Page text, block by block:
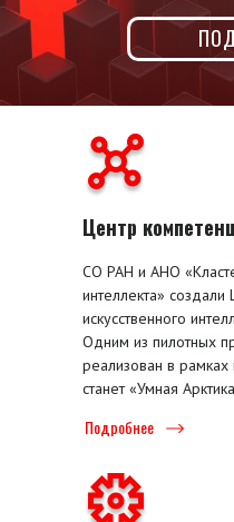
Подробнее
Центр
СО РАН и АНО
интеллекта»
искусственного
Одним из пилотных
реализован в рамках
станет «Умная